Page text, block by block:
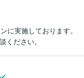
に実施しております。